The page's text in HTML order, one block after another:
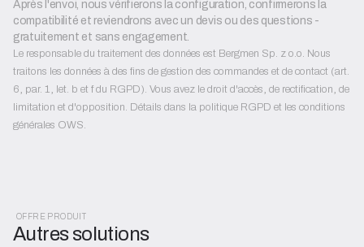
Après l'envoi, nous vérifierons la configuration, confirmerons la
compatibilité et reviendrons avec un devis ou des questions -
gratuitement et sans engagement.
Le responsable du traitement des données est Bergmen Sp. z o.o. Nous
traitons les données à des fins de gestion des commandes et de contact (art.
6, par. 1, let. b et f du RGPD). Vous avez le droit d'accès, de rectification, de
limitation et d'opposition. Détails dans la politique RGPD et les conditions
générales OWS.
OFFRE PRODUIT
Autres solutions